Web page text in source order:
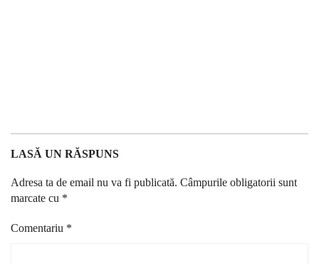
LASĂ UN RĂSPUNS
Adresa ta de email nu va fi publicată. Câmpurile obligatorii sunt
marcate cu *
Comentariu *